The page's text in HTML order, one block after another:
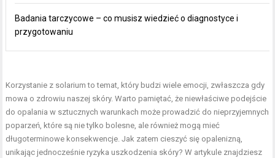
Badania tarczycowe – co musisz wiedzieć o diagnostyce i
przygotowaniu
Korzystanie z solarium to temat, który budzi wiele emocji, zwłaszcza gdy
mowa o zdrowiu naszej skóry. Warto pamiętać, że niewłaściwe podejście
do opalania w sztucznych warunkach może prowadzić do nieprzyjemnych
poparzeń, które są nie tylko bolesne, ale również mogą mieć
długoterminowe konsekwencje. Jak zatem cieszyć się opalenizną,
unikając jednocześnie ryzyka uszkodzenia skóry? W artykule znajdziesz